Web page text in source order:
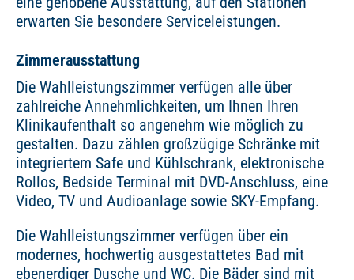
erwarten Sie besondere Serviceleistungen.
Zimmerausstattung
Die Wahlleistungszimmer verfügen alle über
zahlreiche Annehmlichkeiten, um Ihnen Ihren
Klinikaufenthalt so angenehm wie möglich zu
gestalten. Dazu zählen großzügige Schränke mit
integriertem Safe und Kühlschrank, elektronische
Rollos, Bedside Terminal mit DVD-Anschluss, eine
Video, TV und Audioanlage sowie SKY-Empfang.
Die Wahlleistungszimmer verfügen über ein
modernes, hochwertig ausgestattetes Bad mit
ebenerdiger Dusche und WC. Die Bäder sind mit